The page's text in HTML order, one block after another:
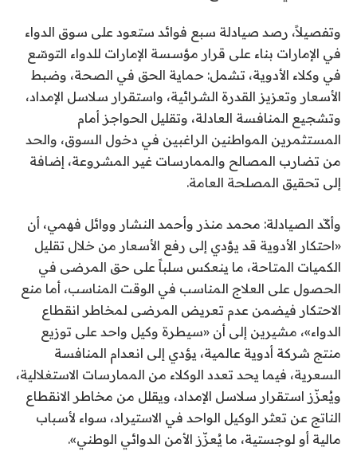
وتفصيلاً، رصد صيادلة سبع فوائد ستعود على سوق الدواء
في الإمارات بناء على قرار مؤسسة الإمارات للدواء التوسّع
في وكلاء الأدوية، تشمل: حماية الحق في الصحة، وضبط
الأسعار وتعزيز القدرة الشرائية، واستقرار سلاسل الإمداد،
وتشجيع المنافسة العادلة، وتقليل الحواجز أمام
المستثمرين المواطنين الراغبين في دخول السوق، والحد
من تضارب المصالح والممارسات غير المشروعة، إضافة
إلى تحقيق المصلحة العامة.
وأكّد الصيادلة: محمد منذر وأحمد النشار ووائل فهمي، أن
«احتكار الأدوية قد يؤدي إلى رفع الأسعار من خلال تقليل
الكميات المتاحة، ما ينعكس سلباً على حق المرضى في
الحصول على العلاج المناسب في الوقت المناسب، أما منع
الاحتكار فيضمن عدم تعريض المرضى لمخاطر انقطاع
الدواء»، مشيرين إلى أن «سيطرة وكيل واحد على توزيع
منتج شركة أدوية عالمية، يؤدي إلى انعدام المنافسة
السعرية، فيما يحد تعدد الوكلاء من الممارسات الاستغلالية،
ويُعزّز استقرار سلاسل الإمداد، ويقلل من مخاطر الانقطاع
الناتج عن تعثر الوكيل الواحد في الاستيراد، سواء لأسباب
مالية أو لوجستية، ما يُعزّز الأمن الدوائي الوطني».